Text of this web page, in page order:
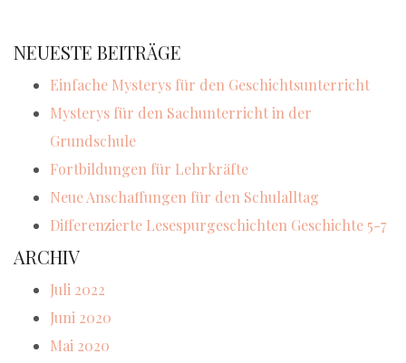
NEUESTE BEITRÄGE
Einfache Mysterys für den Geschichtsunterricht
Mysterys für den Sachunterricht in der
Grundschule
Fortbildungen für Lehrkräfte
Neue Anschaffungen für den Schulalltag
Differenzierte Lesespurgeschichten Geschichte 5-7
ARCHIV
Juli 2022
Juni 2020
Mai 2020